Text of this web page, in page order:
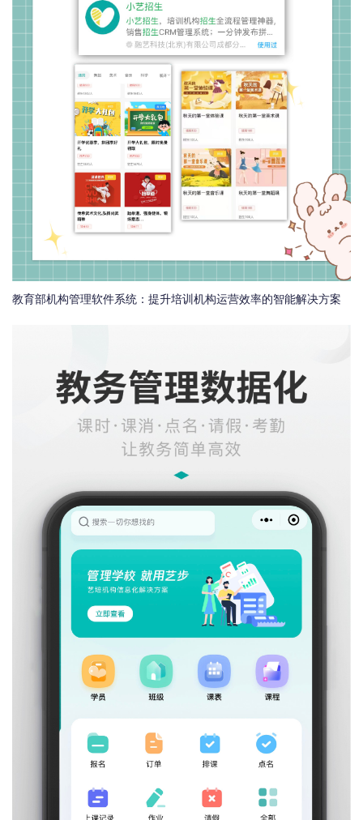
教育部机构管理软件系统：提升培训机构运营效率的智能解决方案